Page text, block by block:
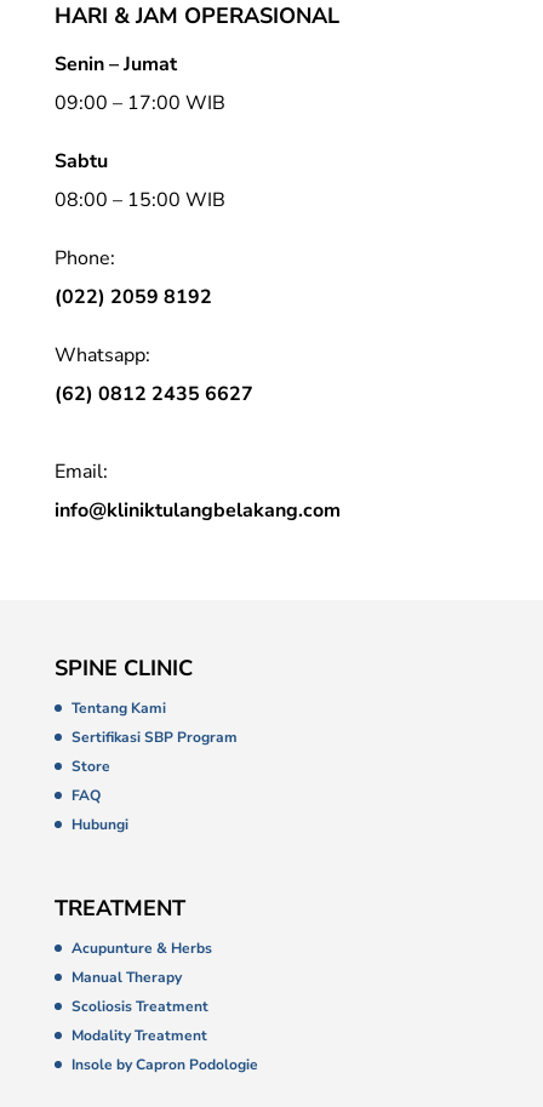
HARI & JAM OPERASIONAL
Senin – Jumat
09:00 – 17:00 WIB
Sabtu
08:00 – 15:00 WIB
Phone:
(022) 2059 8192
Whatsapp:
(62) 0812 2435 6627
Email:
info@kliniktulangbelakang.com
SPINE CLINIC
Tentang Kami
Sertifikasi SBP Program
Store
FAQ
Hubungi
TREATMENT
Acupunture & Herbs
Manual Therapy
Scoliosis Treatment
Modality Treatment
Insole by Capron Podologie